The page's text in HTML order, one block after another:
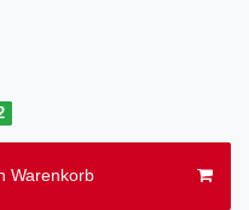
Warenkorb